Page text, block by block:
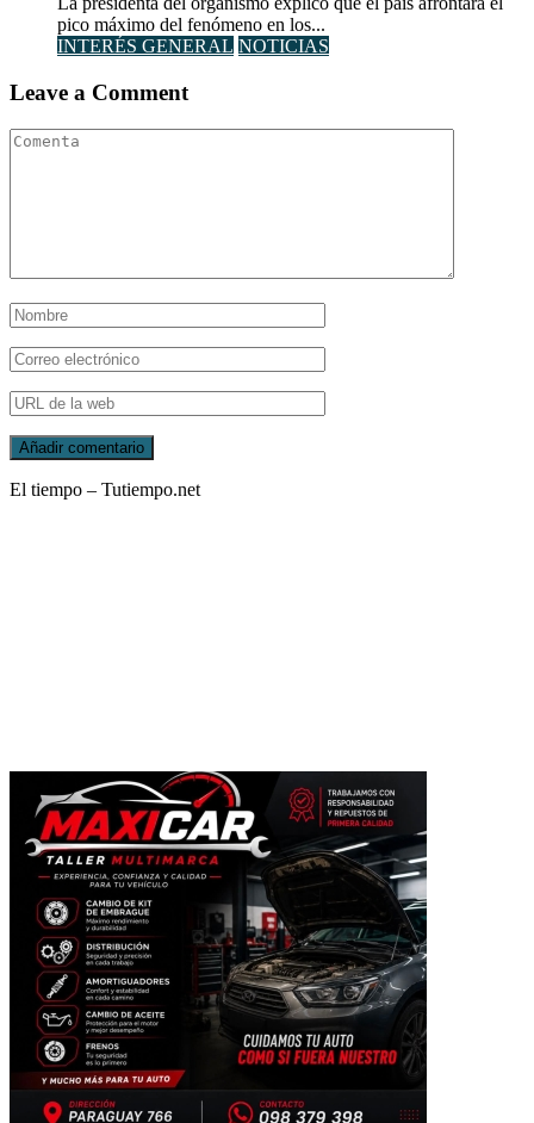
pico máximo del fenómeno en los...
INTERÉS GENERAL NOTICIAS
Leave a Comment
El tiempo – Tutiempo.net